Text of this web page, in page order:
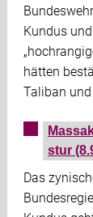
Kundus
hätten
Taliban
stur
Das